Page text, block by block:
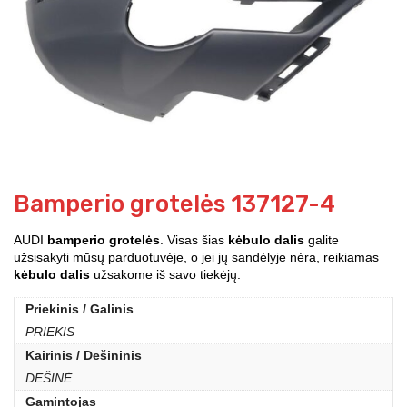
Bamperio grotelės 137127-4
AUDI bamperio grotelės . Visas šias kėbulo dalis galite
užsisakyti mūsų parduotuvėje, o jei jų sandėlyje nėra, reikiamas
kėbulo dalis užsakome iš savo tiekėjų.
Priekinis / Galinis
PRIEKIS
Kairinis / Dešininis
DEŠINĖ
Gamintojas